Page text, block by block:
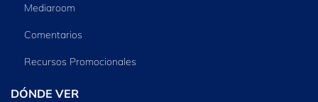
Mediaroom
Comentarios
Recursos Promocionales
DÓNDE VER